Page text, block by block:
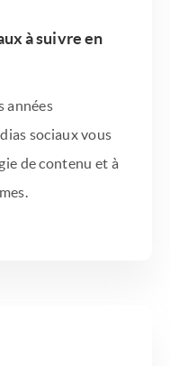
à suivre en
années
sociaux vous
de contenu et à